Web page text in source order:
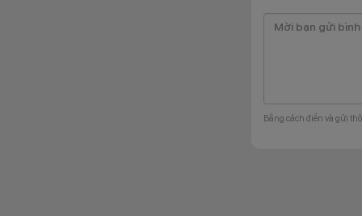
Bên cạnh đó,
người dùng trong
Bằng cách điền và gửi